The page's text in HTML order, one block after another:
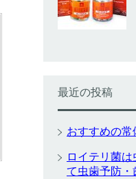
最近の投稿
おすすめの常
ロイテリ菌
て虫歯予防・